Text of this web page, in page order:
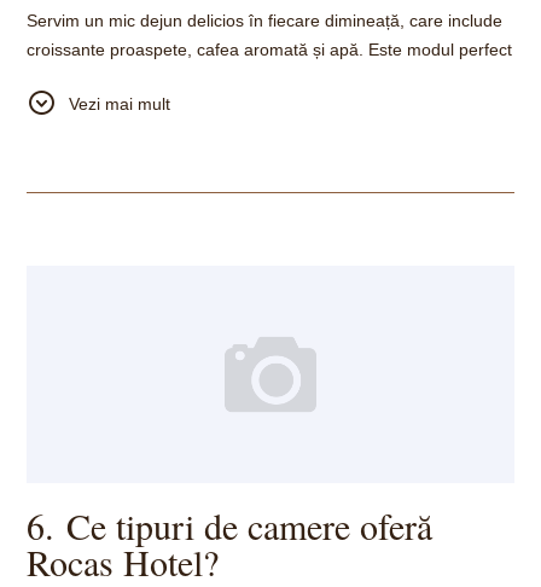
Servim un mic dejun delicios în fiecare dimineață, care include
croissante proaspete, cafea aromată și apă. Este modul perfect
călătoriți mai departe.
Vezi mai mult
6. Ce tipuri de camere oferă
Rocas Hotel?